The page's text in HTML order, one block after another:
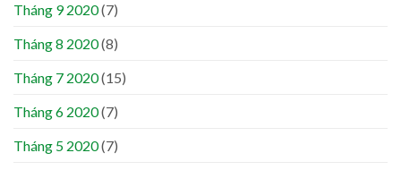
Tháng 9 2020(7)
Tháng 8 2020(8)
Tháng 7 2020(15)
Tháng 6 2020(7)
Tháng 5 2020(7)